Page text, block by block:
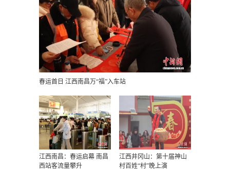
春运首日 江西南昌万“福”入车站
江西南昌：春运启幕 南昌
西站客流量攀升
江西井冈山：第十届神山
村百姓“村”晚上演